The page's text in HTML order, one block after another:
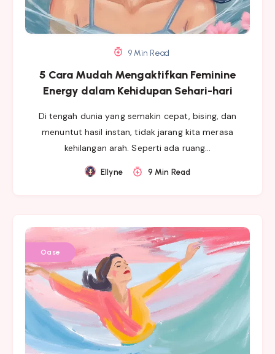
9 Min Read
5 Cara Mudah Mengaktifkan Feminine
Energy dalam Kehidupan Sehari-hari
Di tengah dunia yang semakin cepat, bising, dan
menuntut hasil instan, tidak jarang kita merasa
kehilangan arah. Seperti ada ruang…
Ellyne 9 Min Read
Oase